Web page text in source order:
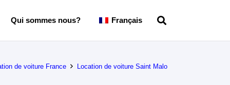
Qui sommes nous? Français
de voiture France Location de voiture Saint Malo